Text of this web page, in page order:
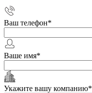
Ваш телефон*
Ваше имя*
Укажите вашу компанию*